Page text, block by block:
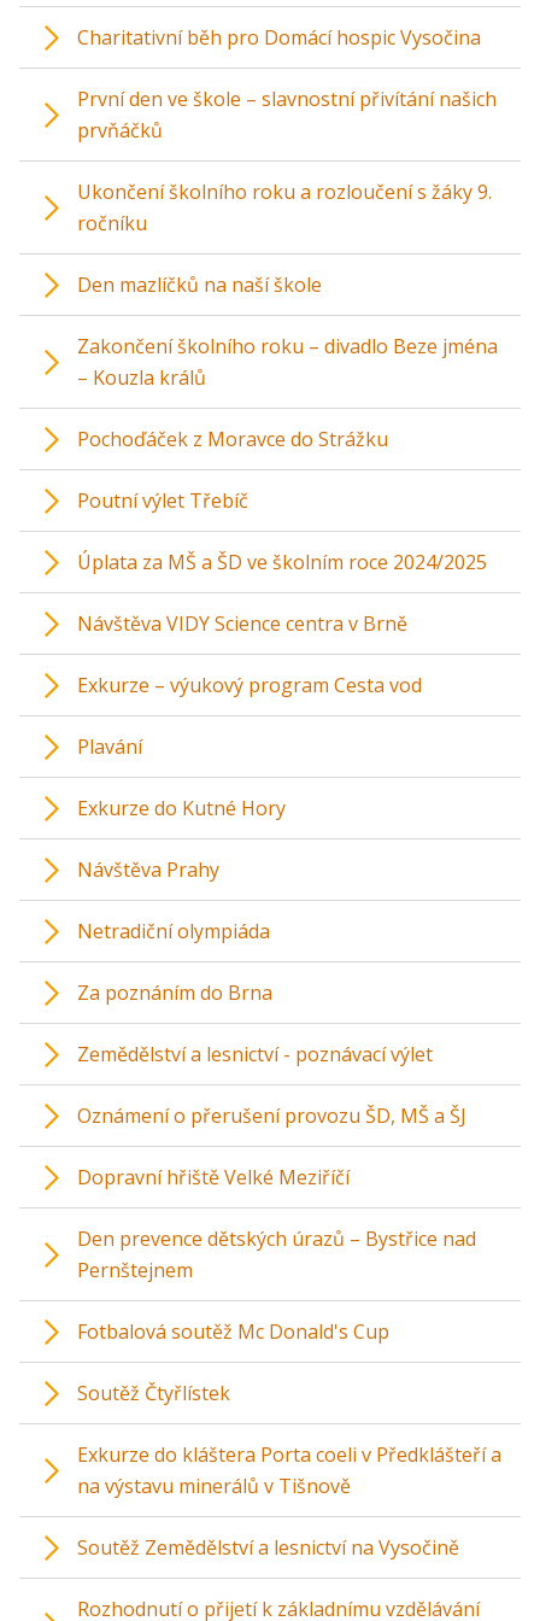
Charitativní běh pro Domácí hospic Vysočina
První den ve škole – slavnostní přivítání našich
prvňáčků
Ukončení školního roku a rozloučení s žáky 9.
ročníku
Den mazlíčků na naší škole
Zakončení školního roku – divadlo Beze jména
– Kouzla králů
Pochoďáček z Moravce do Strážku
Poutní výlet Třebíč
Úplata za MŠ a ŠD ve školním roce 2024/2025
Návštěva VIDY Science centra v Brně
Exkurze – výukový program Cesta vod
Plavání
Exkurze do Kutné Hory
Návštěva Prahy
Netradiční olympiáda
Za poznáním do Brna
Zemědělství a lesnictví - poznávací výlet
Oznámení o přerušení provozu ŠD, MŠ a ŠJ
Dopravní hřiště Velké Meziříčí
Den prevence dětských úrazů – Bystřice nad
Pernštejnem
Fotbalová soutěž Mc Donald's Cup
Soutěž Čtyřlístek
Exkurze do kláštera Porta coeli v Předklášteří a
na výstavu minerálů v Tišnově
Soutěž Zemědělství a lesnictví na Vysočině
Rozhodnutí o přijetí k základnímu vzdělávání